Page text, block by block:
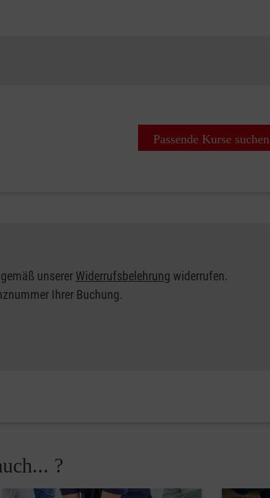
Passende Kurse suchen
unserer Widerrufsbelehrung widerrufen.
Ihrer Buchung.
?